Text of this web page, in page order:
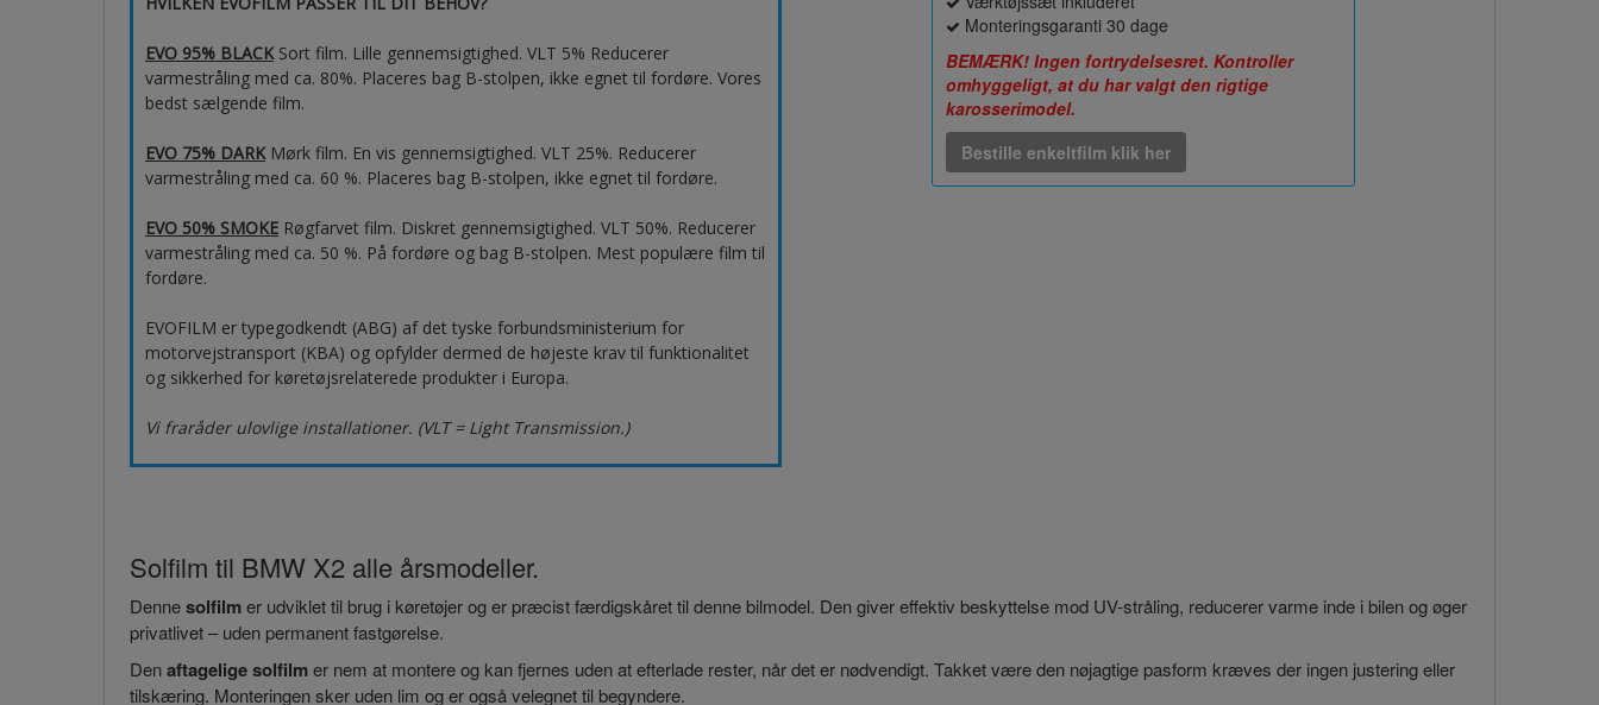
EVO 95% BLACKSort film. Lille gennemsigtighed. VLT 5% Reducerer
varmestråling med ca. 80%. Placeres bag B-stolpen, ikke egnet til fordøre. Vores
bedst sælgende film.
EVO 75% DARKMørk film. En vis gennemsigtighed. VLT 25%. Reducerer
varmestråling med ca. 60 %. Placeres bag B-stolpen, ikke egnet til fordøre.
EVO 50% SMOKE Røgfarvet film. Diskret gennemsigtighed. VLT 50%. Reducerer
varmestråling med ca. 50 %. På fordøre og bag B-stolpen. Mest populære film til
fordøre.
EVOFILM er typegodkendt (ABG) af det tyske forbundsministerium for
motorvejstransport (KBA) og opfylder dermed de højeste krav til funktionalitet
og sikkerhed for køretøjsrelaterede produkter i Europa.
Vi fraråder ulovlige installationer. (VLT = Light Transmission.)
Monteringsgaranti 30 dage
BEMÆRK! Ingen fortrydelsesret. Kontroller
omhyggeligt, at du har valgt den rigtige
karosserimodel.
Bestille enkeltfilm klik her
Solfilm til BMW X2 alle årsmodeller.
Dennesolfilmer udviklet til brug i køretøjer og er præcist færdigskåret til denne bilmodel. Den giver effektiv beskyttelse mod UV-stråling, reducerer varme inde i bilen og øger
privatlivet – uden permanent fastgørelse.
Denaftagelige solfilmer nem at montere og kan fjernes uden at efterlade rester, når det er nødvendigt. Takket være den nøjagtige pasform kræves der ingen justering eller
tilskæring. Monteringen sker uden lim og er også velegnet til begyndere.